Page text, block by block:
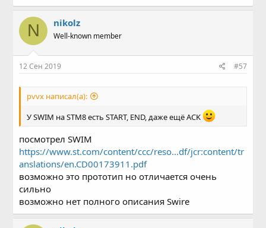
N nikolz
Well-known member
12 Сен 2019 #57
pvvx написал(а):
У SWIM на STM8 есть START, END, даже ещё ACK
посмотрел SWIM
https://www.st.com/content/ccc/reso...df/jcr:content/tr
anslations/en.CD00173911.pdf
возможно это прототип но отличается очень
сильно
возможно нет полного описания Swire